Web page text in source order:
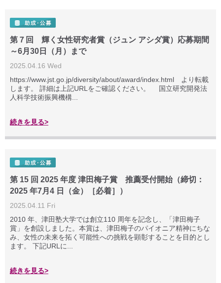
第７回 輝く女性研究者賞（ジュン アシダ賞）応募期間
～6月30日（月）まで
2025.04.16 Wed
https://www.jst.go.jp/diversity/about/award/index.html より転載
します。 詳細は上記URLをご確認ください。 国立研究開発法
人科学技術振興機構...
続きを見る>
第 15 回 2025 年度 津田梅子賞 推薦受付開始（締切：
2025 年7月4 日（金）［必着］）
2025.04.11 Fri
2010 年、津田塾大学では創立110 周年を記念し、「津田梅子
賞」を創設しました。本賞は、津田梅子のパイオニア精神にちな
み、女性の未来を拓く可能性への挑戦を顕彰することを目的とし
ます。 下記URLに...
続きを見る>